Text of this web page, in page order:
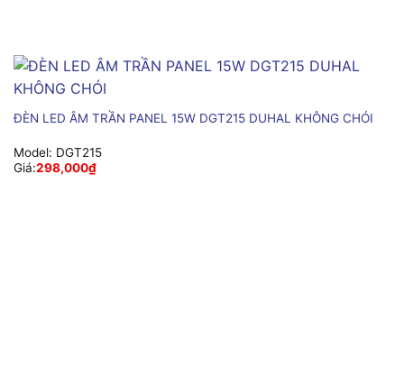
ĐÈN LED ÂM TRẦN PANEL 15W DGT215 DUHAL KHÔNG CHÓI
Model: DGT215
Giá:298,000₫